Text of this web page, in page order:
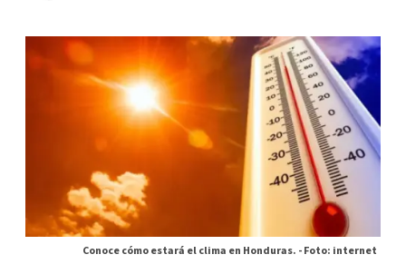
Conoce cómo estará el clima en Honduras. -Foto: internet